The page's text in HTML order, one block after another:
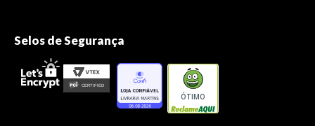
Selos de Segurança
ÓTIMO